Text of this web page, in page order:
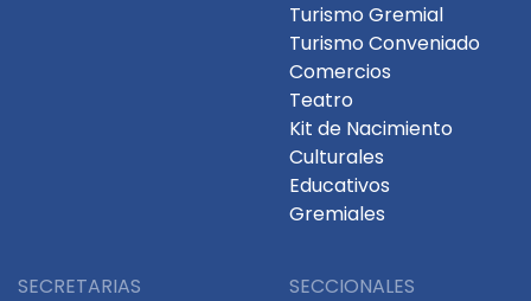
Turismo Gremial
Turismo Conveniado
Comercios
Teatro
Kit de Nacimiento
Culturales
Educativos
Gremiales
SECRETARIAS SECCIONALES